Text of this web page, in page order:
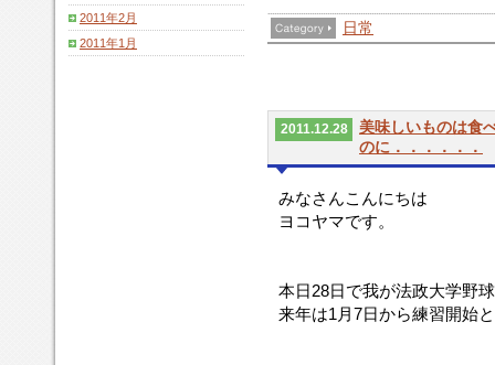
日常
2011.12.28
美味しいものは食
のに．．．．．．
みなさんこんにちは
ヨコヤマです。
本日28日で我が法政大学野
来年は1月7日から練習開始
2011年2月
2011年1月